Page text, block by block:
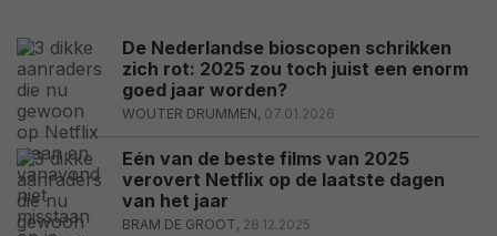
De Nederlandse bioscopen schrikken
zich rot: 2025 zou toch juist een enorm
goed jaar worden?
WOUTER DRUMMEN, 07.01.2026
Eén van de beste films van 2025
verovert Netflix op de laatste dagen
van het jaar
BRAM DE GROOT, 28.12.2025